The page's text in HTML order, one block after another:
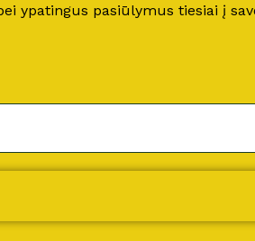
ypatingus pasiūlymus tiesiai į